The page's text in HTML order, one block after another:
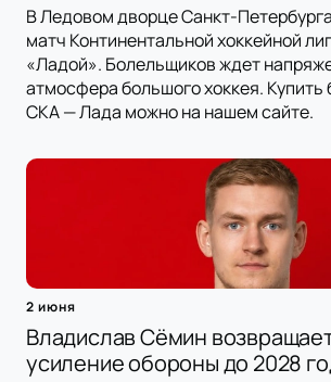
В Ледовом дворце Санкт-
матч Континентальной хоккейной
«Ладой». Болельщиков ждет
атмосфера большого хоккея. Купить
СКА — Лада можно на нашем сайте.
2 июня
Владислав Сёмин
усиление обороны до 2028